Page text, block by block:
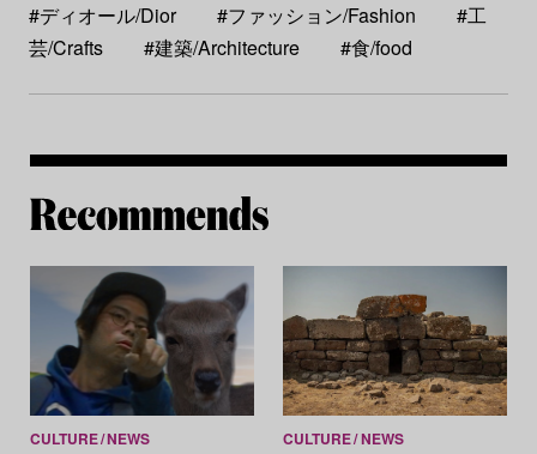
#ディオール/Dior #ファッション/Fashion
#工
芸/Crafts
#建築/Architecture #食/food
CULTURE NEWS CULTURE NEWS